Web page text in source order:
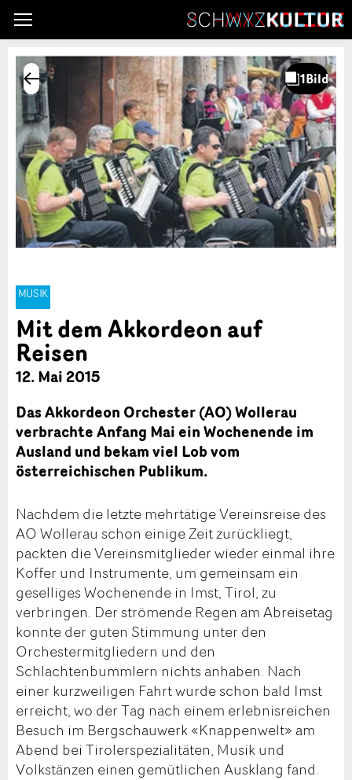
MUSIK
Mit dem Akkordeon auf
Reisen
12. Mai 2015
Das Akkordeon Orchester (AO) Wollerau
verbrachte Anfang Mai ein Wochenende im
Ausland und bekam viel Lob vom
österreichischen Publikum.
Nachdem die letzte mehrtätige Vereinsreise des
AO Wollerau schon einige Zeit zurückliegt,
packten die Vereinsmitglieder wieder einmal ihre
Koffer und Instrumente, um gemeinsam ein
geselliges Wochenende in Imst, Tirol, zu
verbringen. Der strömende Regen am Abreisetag
konnte der guten Stimmung unter den
Orchestermitgliedern und den
Schlachtenbummlern nichts anhaben. Nach
einer kurzweiligen Fahrt wurde schon bald Imst
erreicht, wo der Tag nach einem erlebnisreichen
Besuch im Bergschauwerk «Knappenwelt» am
Abend bei Tirolerspezialitäten, Musik und
Volkstänzen einen gemütlichen Ausklang fand.